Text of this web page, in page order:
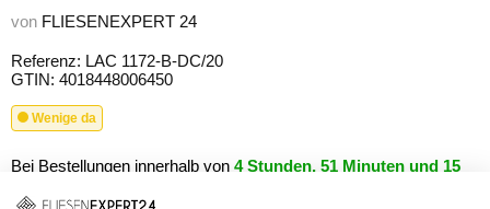
von FLIESENEXPERT 24
Referenz: LAC 1172-B-DC/20
GTIN: 4018448006450
Wenige da
Bei Bestellungen innerhalb von 4 Stunden, 51 Minuten und 15